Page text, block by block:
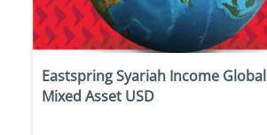
Eastspring Syariah Income Global
Mixed Asset USD